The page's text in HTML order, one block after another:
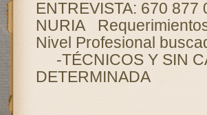
ENTREVISTA: 670
NURIA
Nivel Profesional
-TÉCNICOS Y SIN
DETERMINADA